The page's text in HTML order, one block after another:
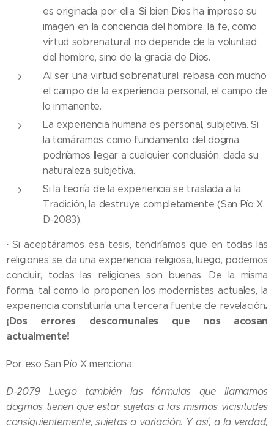
es originada por ella. Si bien Dios ha impreso su
imagen en la conciencia del hombre, la fe, como
virtud sobrenatural, no depende de la voluntad
del hombre, sino de la gracia de Dios.
Al ser una virtud sobrenatural, rebasa con mucho
el campo de la experiencia personal, el campo de
lo inmanente.
La experiencia humana es personal, subjetiva. Si
la tomáramos como fundamento del dogma,
podríamos llegar a cualquier conclusión, dada su
naturaleza subjetiva.
Si la teoría de la experiencia se traslada a la
Tradición, la destruye completamente (San Pío X,
D-2083).
·Si aceptáramos esa tesis, tendríamos que en todas las
religiones se da una experiencia religiosa, luego, podemos
concluir, todas las religiones son buenas. De la misma
forma, tal como lo proponen los modernistas actuales, la
experiencia constituiría una tercera fuente de revelación.
¡Dos errores descomunales que nos acosan
actualmente!
Por eso San Pío X menciona:
D-2079 Luego también las fórmulas que llamamos
dogmas tienen que estar sujetas a las mismas vicisitudes
consiguientemente, sujetas a variación. Y así, a la verdad,